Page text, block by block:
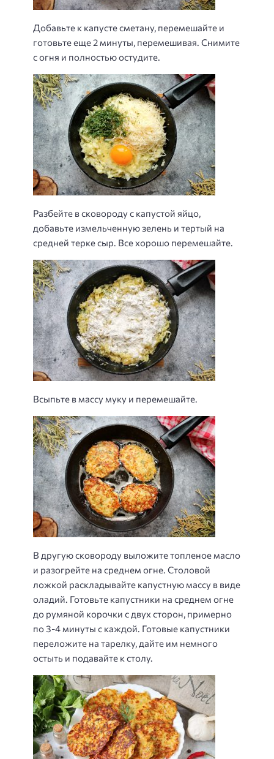
Добавьте к капусте сметану, перемешайте и
готовьте еще 2 минуты, перемешивая. Снимите
с огня и полностью остудите.
Разбейте в сковороду с капустой яйцо,
добавьте измельченную зелень и тертый на
средней терке сыр. Все хорошо перемешайте.
Всыпьте в массу муку и перемешайте.
В другую сковороду выложите топленое масло
и разогрейте на среднем огне. Столовой
ложкой раскладывайте капустную массу в виде
оладий. Готовьте капустники на среднем огне
до румяной корочки с двух сторон, примерно
по 3-4 минуты с каждой. Готовые капустники
переложите на тарелку, дайте им немного
остыть и подавайте к столу.